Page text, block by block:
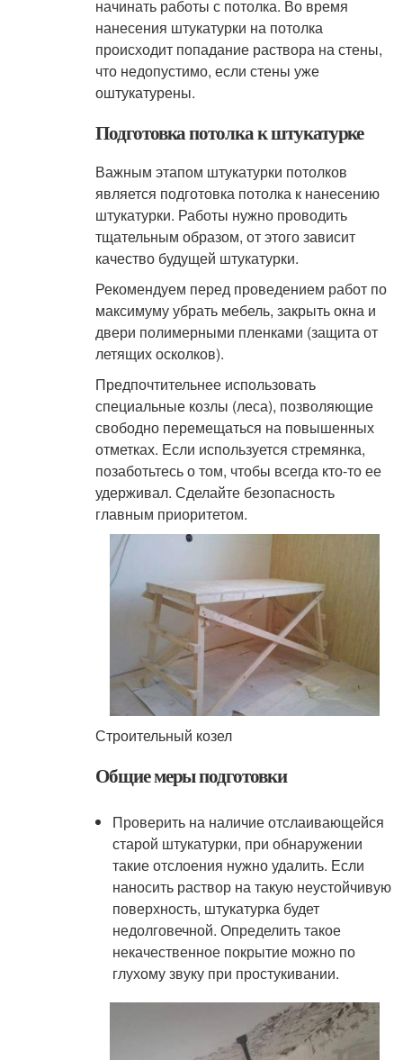
начинать работы с потолка. Во время
нанесения штукатурки на потолка
происходит попадание раствора на стены,
что недопустимо, если стены уже
оштукатурены.
Подготовка потолка к штукатурке
Важным этапом штукатурки потолков
является подготовка потолка к нанесению
штукатурки. Работы нужно проводить
тщательным образом, от этого зависит
качество будущей штукатурки.
Рекомендуем перед проведением работ по
максимуму убрать мебель, закрыть окна и
двери полимерными пленками (защита от
летящих осколков).
Предпочтительнее использовать
специальные козлы (леса), позволяющие
свободно перемещаться на повышенных
отметках. Если используется стремянка,
позаботьтесь о том, чтобы всегда кто-то ее
удерживал. Сделайте безопасность
главным приоритетом.
Строительный козел
Общие меры подготовки
Проверить на наличие отслаивающейся
старой штукатурки, при обнаружении
такие отслоения нужно удалить. Если
наносить раствор на такую неустойчивую
поверхность, штукатурка будет
недолговечной. Определить такое
некачественное покрытие можно по
глухому звуку при простукивании.